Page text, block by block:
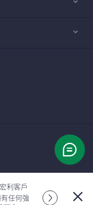
利投資
中心將